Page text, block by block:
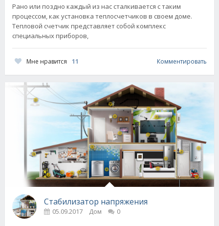
Рано или поздно каждый из нас сталкивается с таким
процессом, как установка теплосчетчиков в своем доме.
Тепловой счетчик представляет собой комплекс
специальных приборов,
Мне нравится 11 Комментировать
Стабилизатор напряжения
05.09.2017 Дом 0